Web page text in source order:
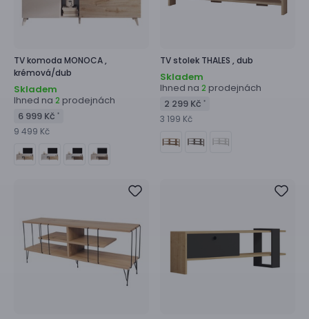
TV komoda MONOCA ,
krémová/dub
Skladem
Ihned na 2 prodejnách
6 999 Kč *
9 499 Kč
TV stolek THALES , dub
Skladem
Ihned na 2 prodejnách
2 299 Kč *
3 199 Kč